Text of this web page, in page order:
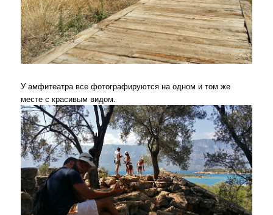
У амфитеатра все фотографируются на одном и том же
месте с красивым видом.